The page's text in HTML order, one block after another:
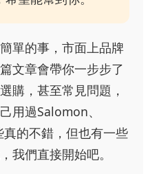
單的事，市面上品牌
文章會帶你一步步了
購，甚至常見問題，
用過Salomon、
的不錯，但也有一些
我們直接開始吧。